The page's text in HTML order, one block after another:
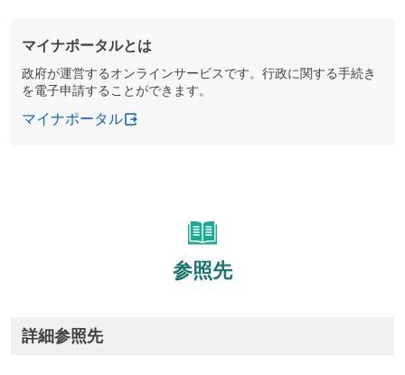
マイナポータルとは
政府が運営するオンラインサービスです。行政に関する手続き
を電子申請することができます。
マイナポータル
参照先
詳細参照先